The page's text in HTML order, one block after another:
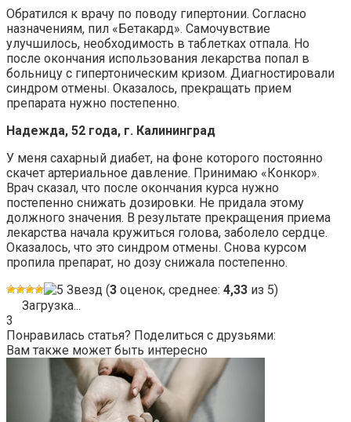
Обратился к врачу по поводу гипертонии. Согласно
назначениям, пил «Бетакард». Самочувствие
улучшилось, необходимость в таблетках отпала. Но
после окончания использования лекарства попал в
больницу с гипертоническим кризом. Диагностировали
синдром отмены. Оказалось, прекращать прием
препарата нужно постепенно.
Надежда, 52 года, г. Калининград
У меня сахарный диабет, на фоне которого постоянно
скачет артериальное давление. Принимаю «Конкор».
Врач сказал, что после окончания курса нужно
постепенно снижать дозировки. Не придала этому
должного значения. В результате прекращения приема
лекарства начала кружиться голова, заболело сердце.
Оказалось, что это синдром отмены. Снова курсом
пропила препарат, но дозу снижала постепенно.
(3 оценок, среднее: 4,33 из 5)
Загрузка...
3
Понравилась статья? Поделиться с друзьями:
Вам также может быть интересно